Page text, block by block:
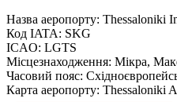
Назва аеропорту: Thessaloniki
Код IATA: SKG
ICAO: LGTS
Місцезнаходження: Мікра,
Часовий пояс:
Карта аеропорту: Thessaloniki